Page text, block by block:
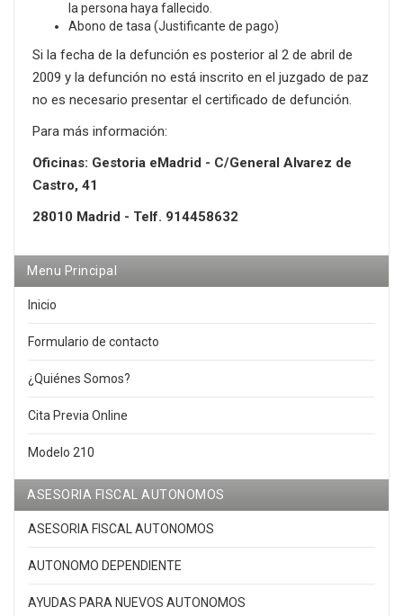
la persona haya fallecido.
Abono de tasa (Justificante de pago)
Si la fecha de la defunción es posterior al 2 de abril de
2009 y la defunción no está inscrito en el juzgado de paz
no es necesario presentar el certificado de defunción.
Para más información:
Oficinas: Gestoria eMadrid - C/General Alvarez de
Castro, 41
28010 Madrid - Telf. 914458632
Menu Principal
Inicio
Formulario de contacto
¿Quiénes Somos?
Cita Previa Online
Modelo 210
ASESORIA FISCAL AUTONOMOS
ASESORIA FISCAL AUTONOMOS
AUTONOMO DEPENDIENTE
AYUDAS PARA NUEVOS AUTONOMOS